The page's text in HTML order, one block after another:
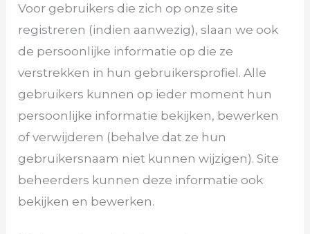
Voor gebruikers die zich op onze site
registreren (indien aanwezig), slaan we ook
de persoonlijke informatie op die ze
verstrekken in hun gebruikersprofiel. Alle
gebruikers kunnen op ieder moment hun
persoonlijke informatie bekijken, bewerken
of verwijderen (behalve dat ze hun
gebruikersnaam niet kunnen wijzigen). Site
beheerders kunnen deze informatie ook
bekijken en bewerken.